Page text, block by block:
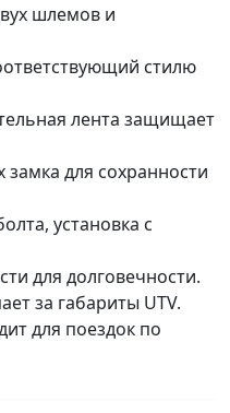
шлемов и
стилю
лента защищает
замка для сохранности
установка с
для долговечности.
за габариты UTV.
для поездок по